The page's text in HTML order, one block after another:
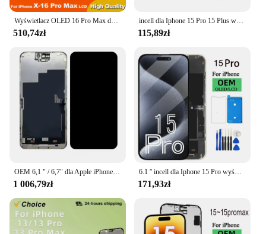
Wyświetlacz OLED 16 Pro Max do iPhone XR XS MAX 11 X Ekran dotykowy LCD 3D 15 do 12 14 Plus 11 Pro ekran 12 Mini wyświetlacz 13 Pro Max
510,74zł
incell dla Iphone 15 Pro 15 Plus wyświetlacz LCD ekran dotykowy Digitizer zgromadzenie dla Iphone 15 15 Promax wymiana ekranu LCD
115,89zł
OEM 6,1 " / 6,7" dla Apple iPhone 15 Pro/15 Pro Max/14 Pro Max wyświetlacz LCD ekran dotykowy Digitizer zgromadzenie naprawa wymień
1 006,79zł
6.1 '' incell dla Iphone 15 Pro wyświetlacz LCD ekran dotykowy Digitizer zgromadzenie dla Iphone 15 Pro OELD ekran LCD wymiana
171,93zł